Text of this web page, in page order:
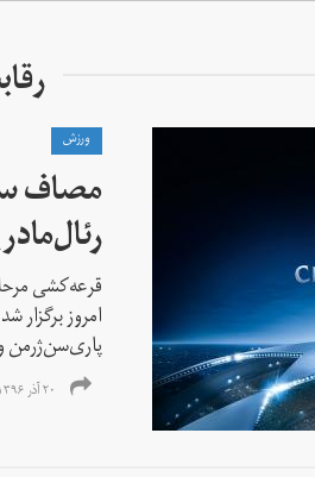
ورزش
مصاف
قرعه‌کشی
امروز
پاری‌سن‌ژرمن
۲۰ آذر ۱۳۹۶